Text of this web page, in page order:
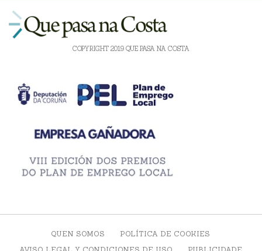
COPYRIGHT 2019 QUE PASA NA COSTA
QUEN SOMOS
POLÍTICA DE COOKIES